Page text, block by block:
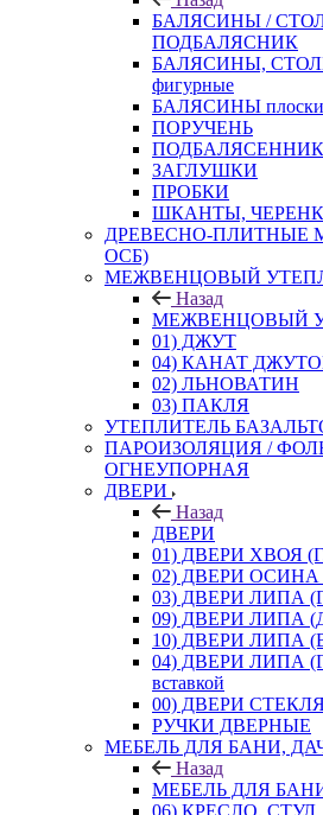
БАЛЯСИНЫ /
ПОДБАЛЯСНИК
БАЛЯСИНЫ,
фигурные
БАЛЯСИНЫ
ПОРУЧЕНЬ
ПОДБАЛЯСЕННИК
ЗАГЛУШКИ
ПРОБКИ
ШКАНТЫ,
ДРЕВЕСНО-ПЛИТНЫЕ
ОСБ)
МЕЖВЕНЦОВЫЙ
Назад
МЕЖВЕНЦОВЫЙ
01) ДЖУТ
04) КАНАТ
02) ЛЬНОВАТИН
03) ПАКЛЯ
УТЕПЛИТЕЛЬ
ПАРОИЗОЛЯЦИЯ /
ОГНЕУПОРНАЯ
ДВЕРИ
Назад
ДВЕРИ
01) ДВЕРИ ХВОЯ
02) ДВЕРИ
03) ДВЕРИ ЛИПА
09) ДВЕРИ ЛИПА
10) ДВЕРИ ЛИПА
04) ДВЕРИ ЛИПА
вставкой
00) ДВЕРИ
РУЧКИ ДВЕРНЫЕ
МЕБЕЛЬ ДЛЯ БАНИ,
Назад
МЕБЕЛЬ ДЛЯ
06) КРЕСЛО, СТУЛ